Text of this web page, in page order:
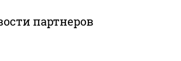
партнеров